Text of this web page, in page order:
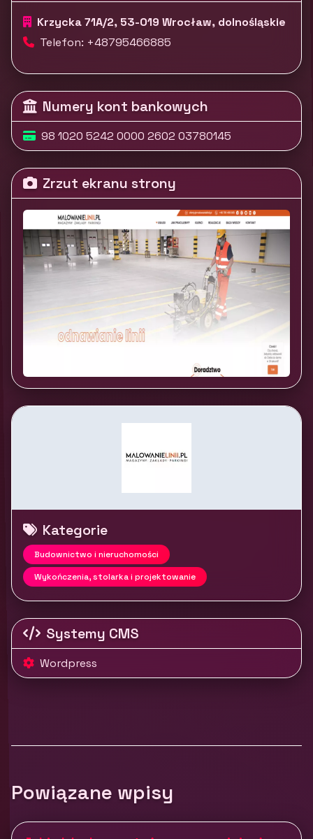
Krzycka 71A/2, 53-019 Wrocław, dolnośląskie
Telefon: +48795466885
Numery kont bankowych
98 1020 5242 0000 2602 03780145
Zrzut ekranu strony
Kategorie
Budownictwo i nieruchomości
Wykończenia, stolarka i projektowanie
Systemy CMS
Wordpress
Powiązane wpisy